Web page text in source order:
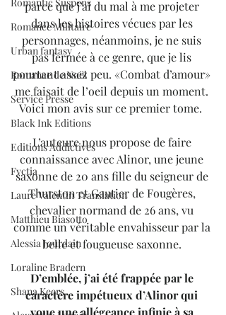
Romance Militaire
Urban fantasy
Romance de Noël
Service Presse
Black Ink Editions
Editions Addictives
Fyctia
Laure Valentin Translation
Matthieu Biasotto
Alessia Jourdain
Loraline Bradern
Shana Keers
parce que j’ai du mal à me projeter
dans les histoires vécues par les
personnages, néanmoins, je ne suis
pas fermée à ce genre, que je lis
pourtant assez peu. «Combat d’amour»
me faisait de l’oeil depuis un moment.
Voici mon avis sur ce premier tome.
L’auteure nous propose de faire
connaissance avec Alinor, une jeune
saxonne de 20 ans fille du seigneur de
Thurston et Gautier de Fougères,
chevalier normand de 26 ans, vu
comme un véritable envahisseur par la
belle et fougueuse saxonne.
D’emblée, j’ai été frappée par le
caractère impétueux d’Alinor qui
voue une allégeance infinie à sa